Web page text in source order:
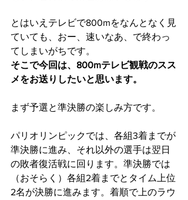
とはいえテレビで800mをなんとなく見
ていても、おー、速いなあ、で終わっ
てしまいがちです。
そこで今回は、800mテレビ観戦のスス
メをお送りしたいと思います。
まず予選と準決勝の楽しみ方です。
パリオリンピックでは、各組3着までが
準決勝に進み、それ以外の選手は翌日
の敗者復活戦に回ります。準決勝では
（おそらく）各組2着までとタイム上位
2名が決勝に進みます。着順で上のラウ